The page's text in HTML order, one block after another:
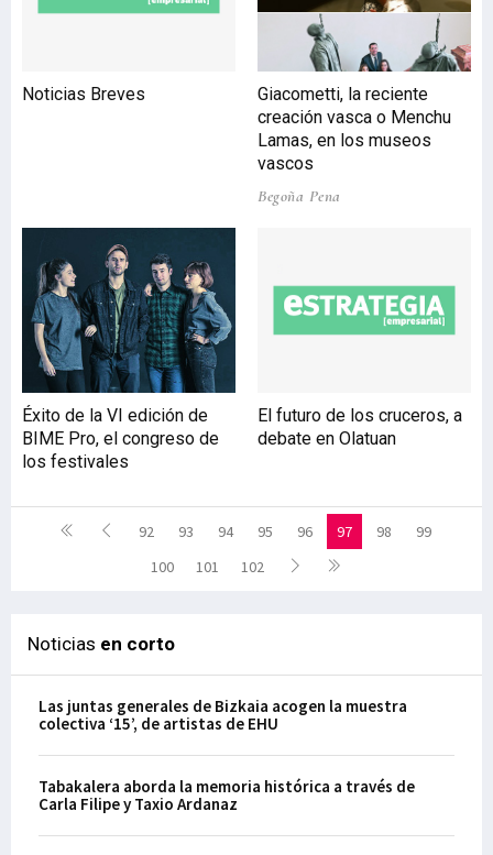
Noticias Breves
Giacometti, la reciente
creación vasca o Menchu
Lamas, en los museos
vascos
Begoña Pena
Éxito de la VI edición de
BIME Pro, el congreso de
los festivales
El futuro de los cruceros, a
debate en Olatuan
92 93 94 95 96 97 98
99
100
101 102
Noticias en corto
Las juntas generales de Bizkaia acogen la muestra
colectiva ‘15’, de artistas de EHU
Tabakalera aborda la memoria histórica a través de
Carla Filipe y Taxio Ardanaz